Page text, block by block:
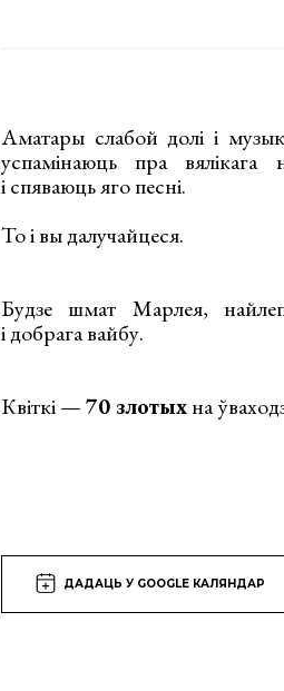
Аматары слабой долі і
успамінаюць пра вялікага
і спяваюць яго песні.
То і вы далучайцеся.
Будзе шмат Марлея,
і добрага вайбу.
Квіткі —70 злотыхна
ДАДАЦЬ У GOOGLE КАЛЯНДАР